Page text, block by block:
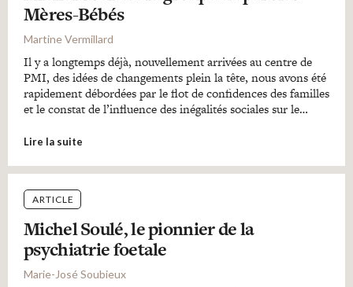
Mères-Bébés
Martine Vermillard
Il y a longtemps déjà, nouvellement arrivées au centre de
PMI, des idées de changements plein la tête, nous avons été
rapidement débordées par le flot de confidences des familles
et le constat de l’influence des inégalités sociales sur le…
Lire la suite
ARTICLE
Michel Soulé, le pionnier de la
psychiatrie foetale
Marie-José Soubieux